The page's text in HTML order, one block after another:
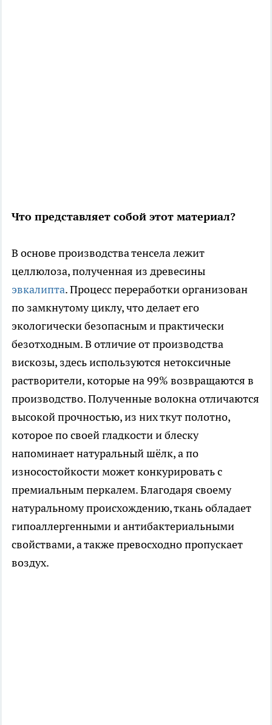
Что представляет собой этот материал?
В основе производства тенсела лежит
целлюлоза, полученная из древесины
эвкалипта. Процесс переработки организован
по замкнутому циклу, что делает его
экологически безопасным и практически
безотходным. В отличие от производства
вискозы, здесь используются нетоксичные
растворители, которые на 99% возвращаются в
производство. Полученные волокна отличаются
высокой прочностью, из них ткут полотно,
которое по своей гладкости и блеску
напоминает натуральный шёлк, а по
износостойкости может конкурировать с
премиальным перкалем. Благодаря своему
натуральному происхождению, ткань обладает
гипоаллергенными и антибактериальными
свойствами, а также превосходно пропускает
воздух.